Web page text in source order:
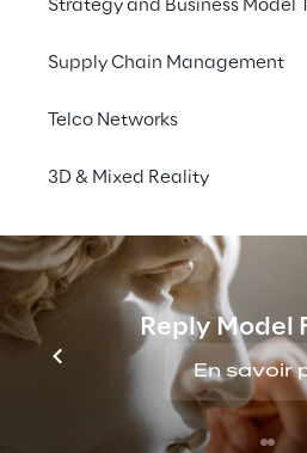
Strategy and Business Model
Supply Chain Management
Telco Networks
3D & Mixed Reality
Reply Model
En savoir
Valorem Reply et WM
comment exploiter la
Microsoft pour stimuler
Modern Workplace à la
Metaverse à l'IoT, de l'IA
plus encore.
Session numérique et en
Anglais